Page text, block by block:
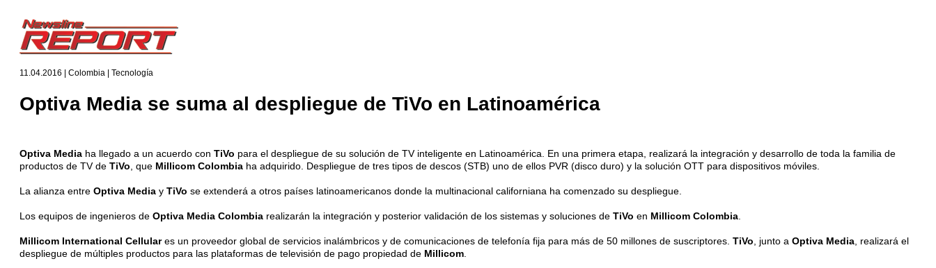
11.04.2016 | Colombia | Tecnología
Optiva Media se suma al despliegue de TiVo en Latinoamérica
Optiva Media ha llegado a un acuerdo con TiVo para el despliegue de su solución de TV inteligente en Latinoamérica. En una primera etapa, realizará la integración y desarrollo de toda la familia de
productos de TV de TiVo , que Millicom Colombia ha adquirido. Despliegue de tres tipos de descos (STB) uno de ellos PVR (disco duro) y la solución OTT para dispositivos móviles.
La alianza entre Optiva Media y TiVo se extenderá a otros países latinoamericanos donde la multinacional californiana ha comenzado su despliegue.
Los equipos de ingenieros de Optiva Media Colombia realizarán la integración y posterior validación de los sistemas y soluciones de TiVo en Millicom Colombia
Millicom International Cellulares un proveedor global de servicios inalámbricos y de comunicaciones de telefonía fija para más de 50 millones de suscriptores. TiVo , junto a Optiva Media , realizará el
despliegue de múltiples productos para las plataformas de televisión de pago propiedad de Millicom